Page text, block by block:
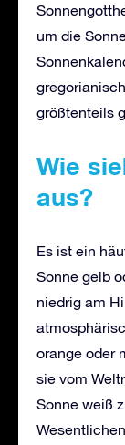
um die
größtenteils
Wie
aus?
Es ist ein
Sonne gelb
niedrig am
orange oder
sie vom
Sonne weiß